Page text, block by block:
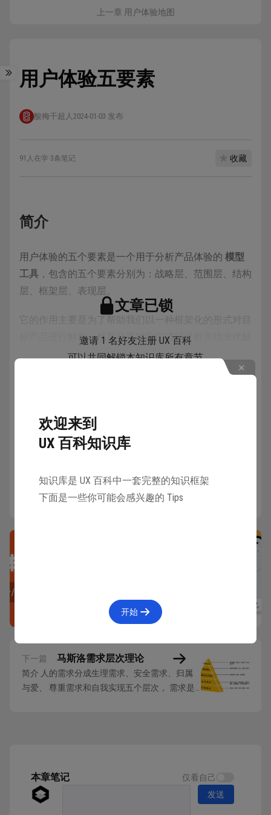
上一章 用户体验地图
用户体验五要素
酸梅干超人 2024-01-03 发布
91人在学·3条笔记 收藏
文章已锁
邀请 1 名好友注册 UX 百科
可以共同解锁本知识库所有章节
简介
用户体验的五个要素是一个用于分析产品体验的 模型
工具 ，包含的五个要素分别为：战略层、范围层、结构
层、框架层、表现层。
它的作用主要是为了帮助我们以一种框架化的形式对目
标产品进行解构，然后分开对它们进行分析并找出优缺
点，来解决对体验分析无从下手的迷茫与混乱。
析来导出和体验相关的分析结论，提升对目标产品的认
识或指导自己产品的需求设计。
其所著的《用户体验要素-以用户为中心的产品设计》
（The elements of user experience – user-centered design
下一篇 马斯洛需求层次理论
简介 人的需求分成生理需求、安全需求、归属
与爱、 尊重需求和自我实现五个层次， 需求是
本章笔记
仅看自己
发送
欢迎来到
UX 百科知识库
知识库是 UX 百科中一套完整的知识框架
下面是一些你可能会感兴趣的 Tips
开始